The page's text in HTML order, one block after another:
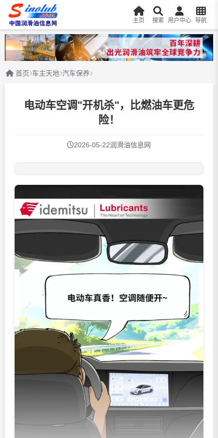
主页 搜索 用户中心 导航
首页 车主天地 汽车保养
电动车空调"开机杀"，比燃油车更危
险！
2026-05-22润滑油信息网